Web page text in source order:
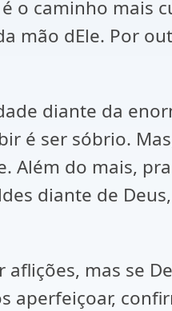
o caminho mais
mão dEle. Por
diante da
é ser sóbrio.
do mais,
diante de
mas se
aperfeiçoar,